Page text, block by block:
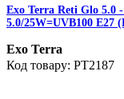
Exo Terra Reti Glo 5.0
5.0/25W=UVB100 Е27
Exo Terra
PT2187